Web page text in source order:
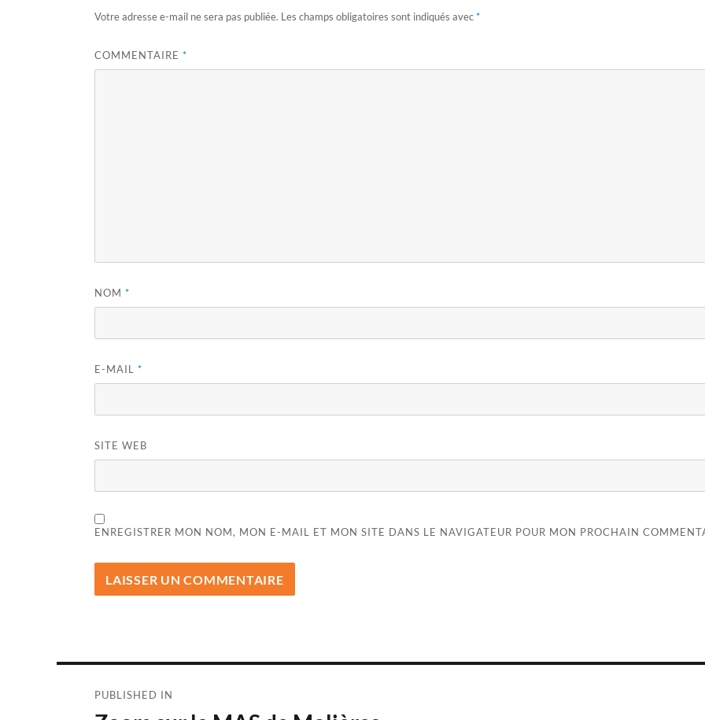
Votre adresse e-mail ne sera pas publiée. Les champs obligatoires sont indiqués avec*
COMMENTAIRE *
NOM *
E-MAIL *
SITE WEB
ENREGISTRER MON NOM, MON E-MAIL ET MON SITE DANS LE NAVIGATEUR POUR MON PROCHAIN
de
PUBLISHED IN